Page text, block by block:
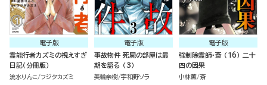
電子版
霊能行者カズミの視えすぎ
日記（分冊版）
流水りんこ フジタカズミ
電子版
事故物件 死屍の部屋は最
期を語る （3）
美輪奈樹 宇和野ソラ
電子版
強制除霊師・斎 （16） 二十
四の因果
小林薫 斎